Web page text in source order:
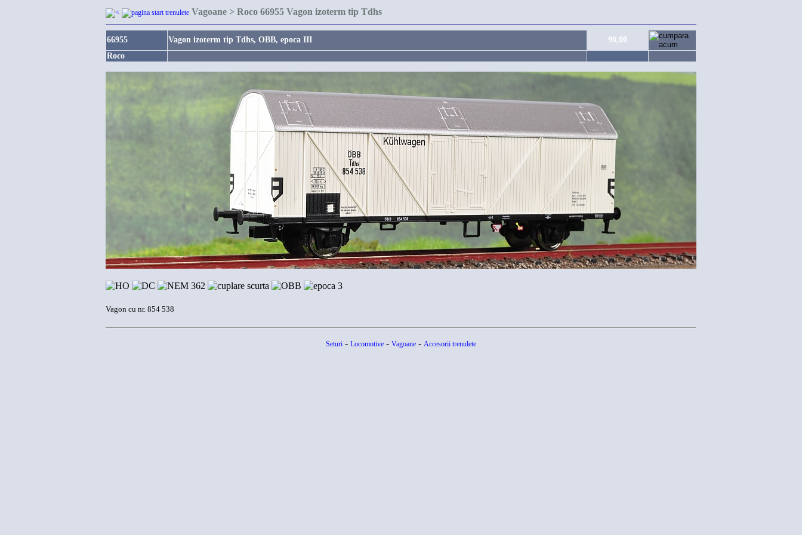
Vagoane > Roco 66955 Vagon izoterm tip Tdhs
66955 Vagon izoterm tip Tdhs, OBB, epoca III
90,00
Roco
Vagon cu nr. 854 538
Seturi - Locomotive - Vagoane - Accesorii trenulete